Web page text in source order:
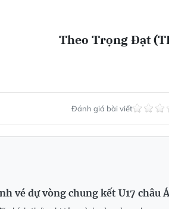
Theo Trọng Đạt
Đánh giá bài viết
vé dự vòng chung kết U17 châu Á